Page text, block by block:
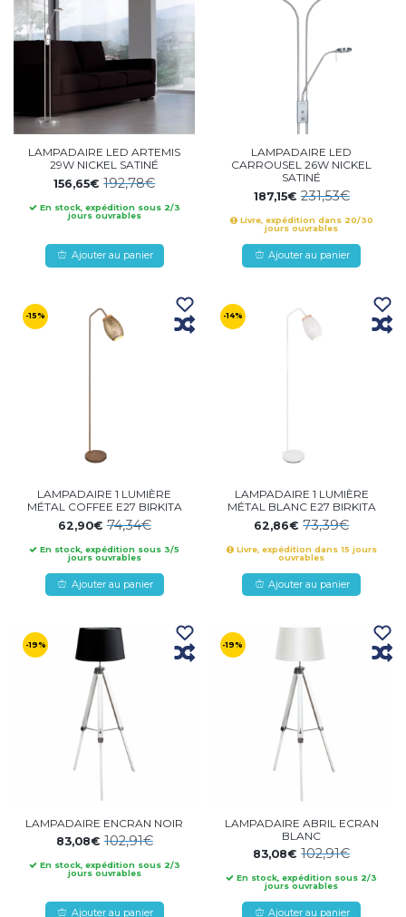
LAMPADAIRE LED ARTEMIS
29W NICKEL SATINÉ
156,65€192,78€
En stock, expédition sous 2/3
jours ouvrables
Ajouter au panier
LAMPADAIRE LED
CARROUSEL 26W NICKEL
SATINÉ
187,15€231,53€
Livre, expédition dans 20/30
jours ouvrables
Ajouter au panier
-15%
LAMPADAIRE 1 LUMIÈRE
MÉTAL COFFEE E27 BIRKITA
62,90€74,34€
En stock, expédition sous 3/5
jours ouvrables
Ajouter au panier
-14%
LAMPADAIRE 1 LUMIÈRE
MÉTAL BLANC E27 BIRKITA
62,86€73,39€
Livre, expédition dans 15 jours
ouvrables
Ajouter au panier
-19%
LAMPADAIRE ENCRAN NOIR
83,08€102,91€
En stock, expédition sous 2/3
jours ouvrables
Ajouter au panier
-19%
LAMPADAIRE ABRIL ECRAN
BLANC
83,08€102,91€
En stock, expédition sous 2/3
jours ouvrables
Ajouter au panier